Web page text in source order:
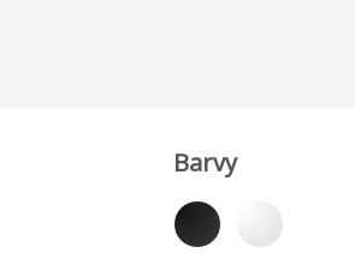
Barvy